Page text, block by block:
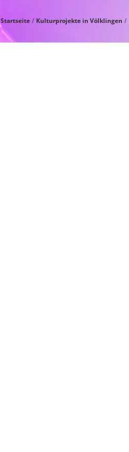
Startseite Kulturprojekte in Völklingen